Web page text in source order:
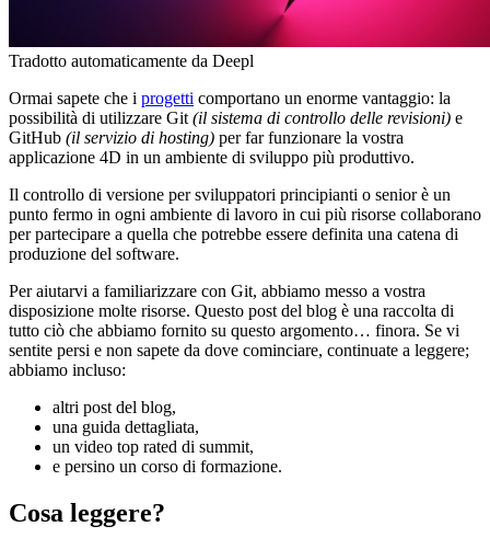
Tradotto automaticamente da Deepl
Ormai sapete che i progetti comportano un enorme vantaggio: la
possibilità di utilizzare Git (il sistema di controllo delle revisioni) e
GitHub (il servizio di hosting) per far funzionare la vostra
applicazione 4D in un ambiente di sviluppo più produttivo.
Il controllo di versione per sviluppatori principianti o senior è un
punto fermo in ogni ambiente di lavoro in cui più risorse collaborano
per partecipare a quella che potrebbe essere definita una catena di
produzione del software.
Per aiutarvi a familiarizzare con Git, abbiamo messo a vostra
disposizione molte risorse. Questo post del blog è una raccolta di
tutto ciò che abbiamo fornito su questo argomento… finora. Se vi
sentite persi e non sapete da dove cominciare, continuate a leggere;
abbiamo incluso:
altri post del blog,
una guida dettagliata,
un video top rated di summit,
e persino un corso di formazione.
Cosa leggere?